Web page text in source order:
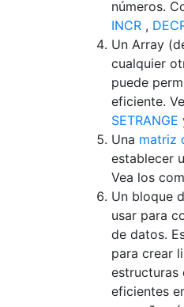
números.
INCR ,
Un Array
cualquier
puede
eficiente.
SETRANGE
Una matriz
establecer
Vea los
Un bloque
usar para
de datos.
para crear
estructuras
eficientes